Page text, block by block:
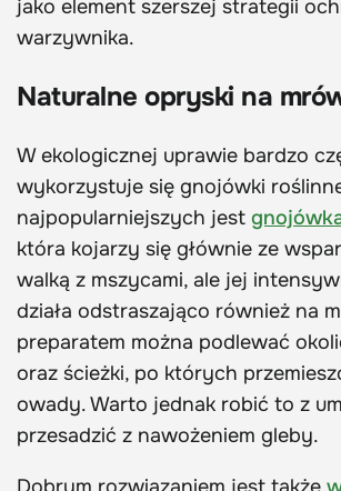
jako element szerszej strategii
warzywnika.
Naturalne opryski na
W ekologicznej uprawie bardzo
wykorzystuje się gnojówki
najpopularniejszych jest
która kojarzy się głównie ze
walką z mszycami, ale jej
działa odstraszająco również na
preparatem można podlewać
oraz ścieżki, po których
owady. Warto jednak robić to z
przesadzić z nawożeniem gleby.